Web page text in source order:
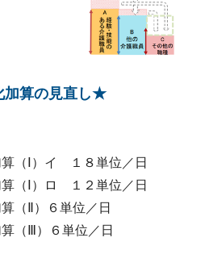
加算の見直し★
（Ⅰ）イ １８単位／日
（Ⅰ）ロ １２単位／日
（Ⅱ）６単位／日
（Ⅲ）６単位／日